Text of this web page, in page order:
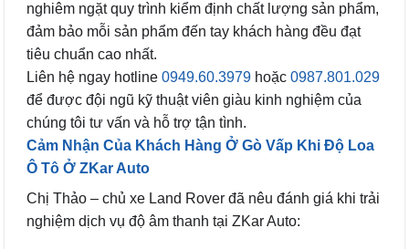
nghiêm ngặt quy trình kiểm định chất lượng sản phẩm,
đảm bảo mỗi sản phẩm đến tay khách hàng đều đạt
tiêu chuẩn cao nhất.
Liên hệ ngay hotline 0949.60.3979 hoặc 0987.801.029
để được đội ngũ kỹ thuật viên giàu kinh nghiệm của
chúng tôi tư vấn và hỗ trợ tận tình.
Cảm Nhận Của Khách Hàng Ở Gò Vấp Khi Độ Loa
Ô Tô Ở ZKar Auto
Chị Thảo – chủ xe Land Rover đã nêu đánh giá khi trải
nghiệm dịch vụ độ âm thanh tại ZKar Auto: